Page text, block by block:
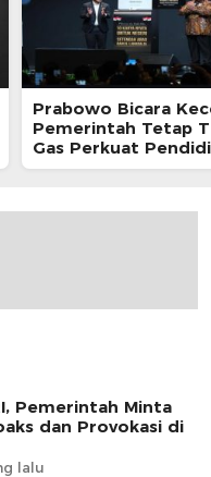
Prabowo Bicara
Pemerintah Tetap
Gas Perkuat
Nasional
Pemerintah Minta
dan Provokasi di
lalu